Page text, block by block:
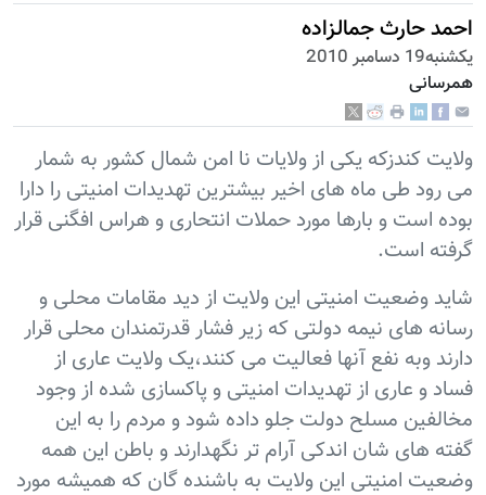
احمد حارث جمالزاده
يكشنبه19 دسامبر 2010
همرسانی
ولایت کندزکه یکی از ولایات نا امن شمال کشور به شمار
می رود طی ماه های اخیر بیشترین تهدیدات امنیتی را دارا
بوده است و بارها مورد حملات انتحاری و هراس افگنی قرار
گرفته است.
شاید وضعیت امنیتی این ولایت از دید مقامات محلی و
رسانه های نیمه دولتی که زیر فشار قدرتمندان محلی قرار
دارند وبه نفع آنها فعالیت می کنند،یک ولایت عاری از
فساد و عاری از تهدیدات امنیتی و پاکسازی شده از وجود
مخالفین مسلح دولت جلو داده شود و مردم را به این
گفته های شان اندکی آرام تر نگهدارند و باطن این همه
وضعیت امنیتی این ولایت به باشنده گان که همیشه مورد